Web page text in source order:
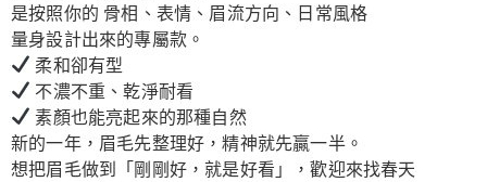
是按照你的 骨相、表情、眉流方向、日常風格
量身設計出來的專屬款。
柔和卻有型
不濃不重、乾淨耐看
素顏也能亮起來的那種自然
新的一年，眉毛先整理好，精神就先贏一半。
想把眉毛做到「剛剛好，就是好看」，歡迎來找春天